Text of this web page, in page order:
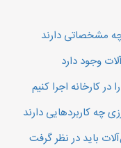
مشخصاتی دارند
وجود دارد
کارخانه اجرا کنیم
چه کاربردهایی دارند
باید در نظر گرفت